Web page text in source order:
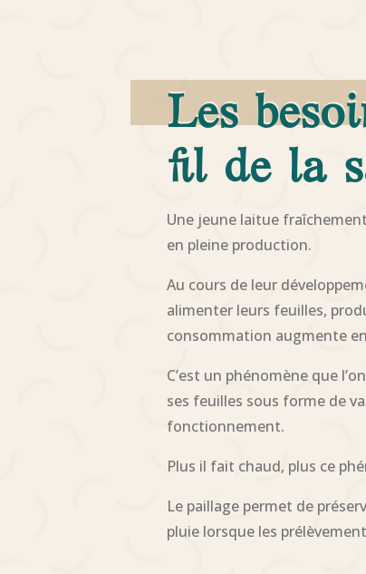
Les
fil de la
Une jeune laitue
en pleine production.
Au cours de leur
alimenter leurs feuilles,
consommation augmente
C’est un phénomène que
ses feuilles sous forme de
fonctionnement.
Plus il fait chaud, plus ce
Le paillage permet de
pluie lorsque les